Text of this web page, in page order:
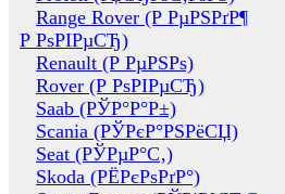
Range Rover (Р РµРЅРґР¶
Р РѕРІРµСЂ)
Renault (Р РµРЅРѕ)
Rover (Р РѕРІРµСЂ)
Saab (РЎР°Р°Р±)
Scania (РЎРєР°РЅРёСЏ)
Seat (РЎРµР°С‚)
Skoda (РЁРєРѕРґР°)